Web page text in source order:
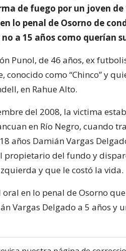
de fuego por un joven de
lo penal de Osorno de
a 15 años como querían
Punol, de 46 años, ex
como “Chinco” y
en Rahue Alto.
del 2008, la victima
en Río Negro, cuando
años Damián Vargas
propietario del fundo y
y que le costó la vida.
en lo penal de Osorno
Vargas Delgado a 5 años y